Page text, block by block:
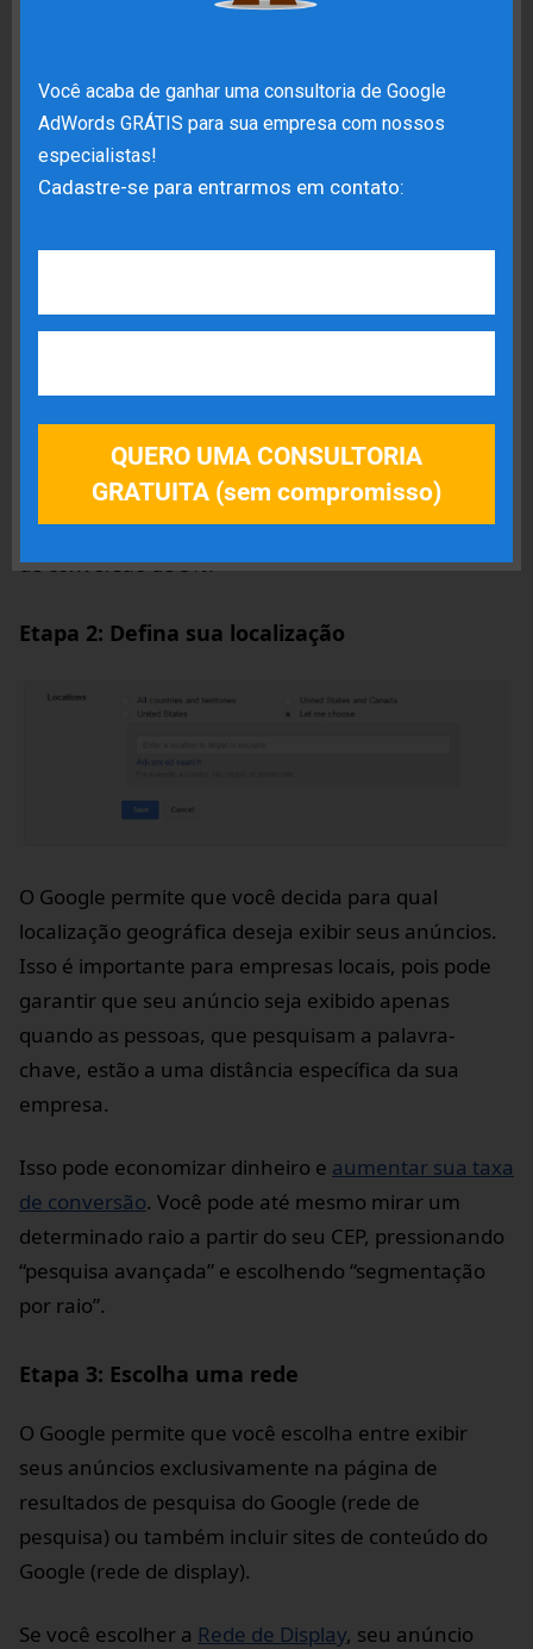
primeiro descobrir qual porcentagem de cliques
será convertida em vendas.WordStream tem um
bom infográfico
médiade 2% a 5% para pequenas empresas. Dessa
comprarem seu produto, você terá umataxa de
disposto a gastar para cada pessoa comprar seu
produto. Se você vender algo que custa R$ 1.000,
provavelmente estará disposto a pagar mais por
clique do que alguém com um produto de R$ 5.
Isso, considerando que ambos possuem uma taxa
de conversão de 5%.
Etapa 2: Defina sua localização
O Google permite que você decida para qual
localização geográfica deseja exibir seus anúncios.
Isso é importante para empresas locais, pois pode
garantir que seu anúncio seja exibido apenas
quando as pessoas, que pesquisam a palavra-
chave, estão a uma distância específica da sua
empresa.
Isso pode economizar dinheiro e aumentar sua taxa
de conversão. Você pode até mesmo mirar um
determinado raio a partir do seu CEP, pressionando
“pesquisa avançada” e escolhendo “segmentação
por raio”.
Etapa 3: Escolha uma rede
O Google permite que você escolha entre exibir
seus anúncios exclusivamente na página de
resultados de pesquisa do Google (rede de
pesquisa) ou também incluir sites de conteúdo do
Google (rede de display).
Se você escolher a Rede de Display, seu anúncio
Você acaba de ganhar uma consultoria de Google
AdWords GRÁTIS para sua empresa com nossos
especialistas!
Cadastre-se para entrarmos em contato:
QUERO UMA CONSULTORIA
GRATUITA (sem compromisso)